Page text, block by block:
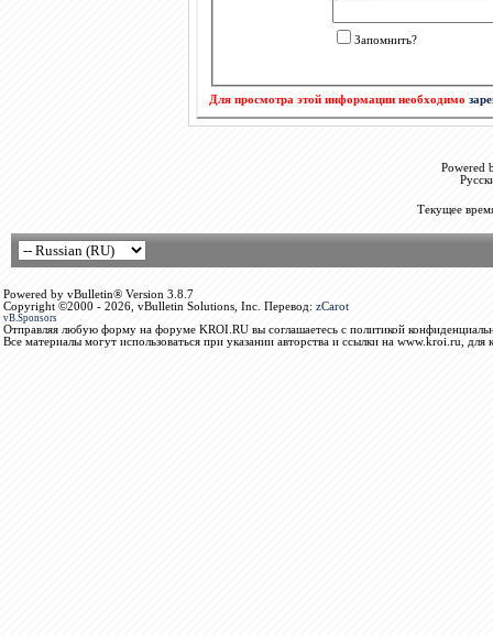
Запомнить?
Для просмотра этой информации необходимо
Powered
Текущее
Powered by vBulletin® Version 3.8.7
Copyright ©2000 - 2026, vBulletin Solutions, Inc. Перевод: zCarot
vB.Sponsors
Отправляя любую форму на форуме KROI.RU вы соглашаетесь с политикой
Все материалы могут использоваться при указании авторства и ссылки на www.kroi.ru, для